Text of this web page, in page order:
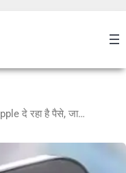
अब आपका पुराना फोन बनेगा कमाई का जरिया: Apple दे रहा है पैसे, जानिए Trade-In ऑफर का पूरा तरीका